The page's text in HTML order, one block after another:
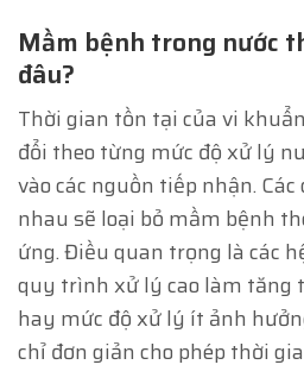
Mầm bệnh trong nước
đâu?
Thời gian tồn tại của vi
đổi theo từng mức độ xử lý
vào các nguồn tiếp nhận.
nhau sẽ loại bỏ mầm bệnh
ứng. Điều quan trọng là các
quy trình xử lý cao làm tăng
hay mức độ xử lý ít ảnh
chỉ đơn giản cho phép thời